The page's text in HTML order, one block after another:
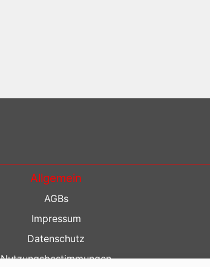
Allgemein
AGBs
Impressum
Datenschutz
Nutzungsbestimmungen